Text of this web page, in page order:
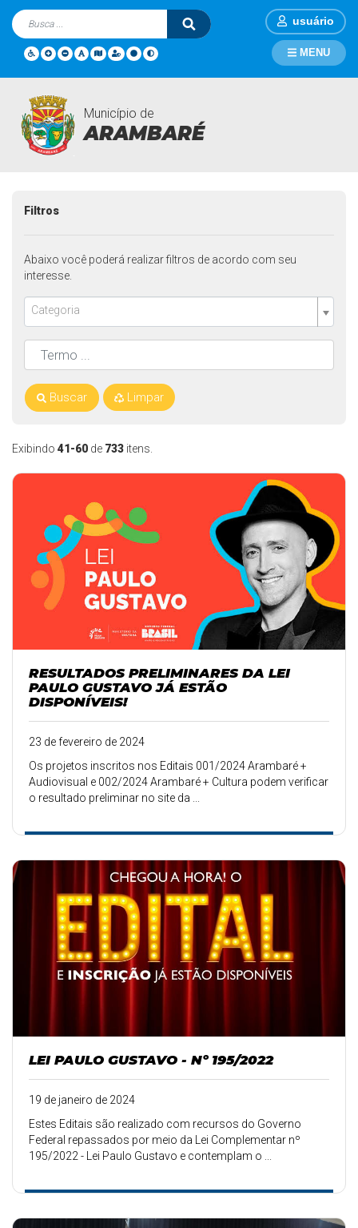
usuário
Município de
ARAMBARÉ
MENU
Notícias
Exibindo 41-60 de 733 itens.
RESULTADOS PRELIMINARES DA LEI
PAULO GUSTAVO JÁ ESTÃO
DISPONÍVEIS!
23 de fevereiro de 2024
Os projetos inscritos nos Editais 001/2024 Arambaré +
Audiovisual e 002/2024 Arambaré + Cultura podem verificar
o resultado preliminar no site da ...
LEI PAULO GUSTAVO - Nº 195/2022
19 de janeiro de 2024
Estes Editais são realizado com recursos do Governo
Federal repassados por meio da Lei Complementar nº
195/2022 - Lei Paulo Gustavo e contemplam o ...
Filtros
Abaixo você poderá realizar filtros de acordo com seu
interesse.
Categoria
Buscar Limpar